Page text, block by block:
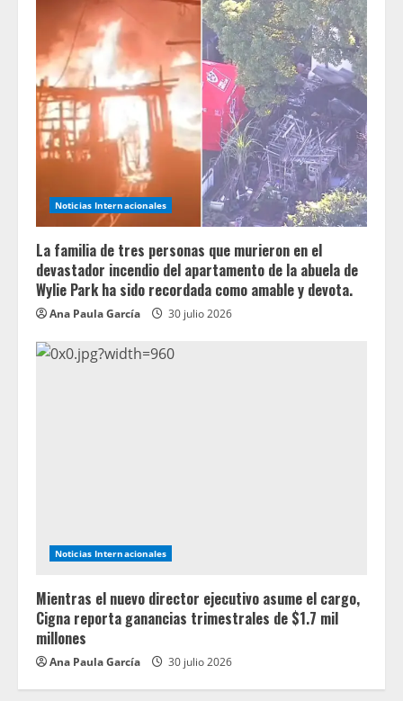
Noticias Internacionales
La familia de tres personas que murieron en el
devastador incendio del apartamento de la abuela de
Wylie Park ha sido recordada como amable y devota.
Ana Paula García 30 julio 2026
Noticias Internacionales
Mientras el nuevo director ejecutivo asume el cargo,
Cigna reporta ganancias trimestrales de $1.7 mil
millones
Ana Paula García 30 julio 2026